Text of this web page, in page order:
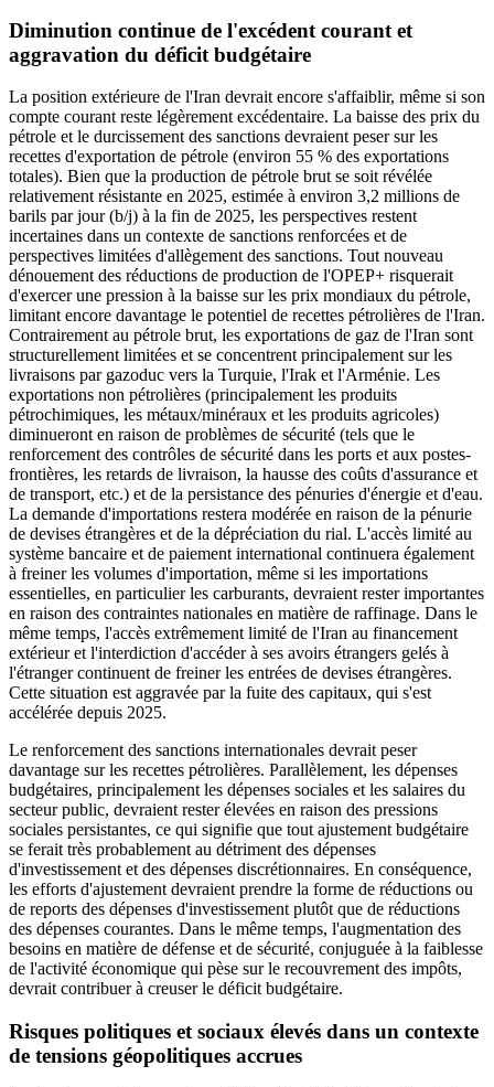
Diminution continue de l'excédent courant et
aggravation du déficit budgétaire
La position extérieure de l'Iran devrait encore s'affaiblir, même si son
compte courant reste légèrement excédentaire. La baisse des prix du
pétrole et le durcissement des sanctions devraient peser sur les
recettes d'exportation de pétrole (environ 55 % des exportations
totales). Bien que la production de pétrole brut se soit révélée
relativement résistante en 2025, estimée à environ 3,2 millions de
barils par jour (b/j) à la fin de 2025, les perspectives restent
incertaines dans un contexte de sanctions renforcées et de
perspectives limitées d'allègement des sanctions. Tout nouveau
dénouement des réductions de production de l'OPEP+ risquerait
d'exercer une pression à la baisse sur les prix mondiaux du pétrole,
limitant encore davantage le potentiel de recettes pétrolières de l'Iran.
Contrairement au pétrole brut, les exportations de gaz de l'Iran sont
structurellement limitées et se concentrent principalement sur les
livraisons par gazoduc vers la Turquie, l'Irak et l'Arménie. Les
exportations non pétrolières (principalement les produits
pétrochimiques, les métaux/minéraux et les produits agricoles)
diminueront en raison de problèmes de sécurité (tels que le
renforcement des contrôles de sécurité dans les ports et aux postes-
frontières, les retards de livraison, la hausse des coûts d'assurance et
de transport, etc.) et de la persistance des pénuries d'énergie et d'eau.
La demande d'importations restera modérée en raison de la pénurie
de devises étrangères et de la dépréciation du rial. L'accès limité au
système bancaire et de paiement international continuera également
à freiner les volumes d'importation, même si les importations
essentielles, en particulier les carburants, devraient rester importantes
en raison des contraintes nationales en matière de raffinage. Dans le
même temps, l'accès extrêmement limité de l'Iran au financement
extérieur et l'interdiction d'accéder à ses avoirs étrangers gelés à
l'étranger continuent de freiner les entrées de devises étrangères.
Cette situation est aggravée par la fuite des capitaux, qui s'est
accélérée depuis 2025.
Le renforcement des sanctions internationales devrait peser
davantage sur les recettes pétrolières. Parallèlement, les dépenses
budgétaires, principalement les dépenses sociales et les salaires du
secteur public, devraient rester élevées en raison des pressions
sociales persistantes, ce qui signifie que tout ajustement budgétaire
se ferait très probablement au détriment des dépenses
d'investissement et des dépenses discrétionnaires. En conséquence,
les efforts d'ajustement devraient prendre la forme de réductions ou
de reports des dépenses d'investissement plutôt que de réductions
des dépenses courantes. Dans le même temps, l'augmentation des
besoins en matière de défense et de sécurité, conjuguée à la faiblesse
de l'activité économique qui pèse sur le recouvrement des impôts,
devrait contribuer à creuser le déficit budgétaire.
Risques politiques et sociaux élevés dans un contexte
de tensions géopolitiques accrues